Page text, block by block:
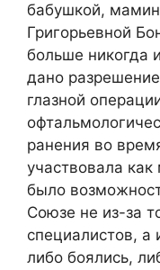
бабушкой,
Григорьевной
больше никогда
дано
глазной
ранения во
участвовала
было
Союзе не из-за
специалистов, а
либо боялись,